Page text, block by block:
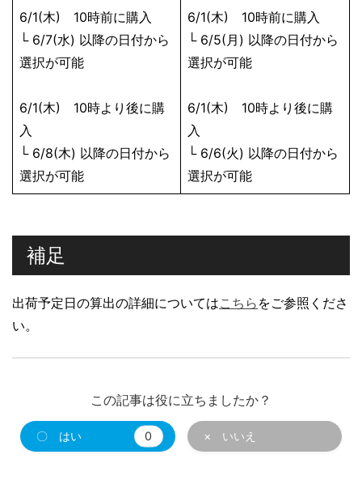
6/1(木) 10時前に購入
└ 6/7(水) 以降の日付から
選択が可能
6/1(木) 10時より後に購
入
└ 6/8(木) 以降の日付から
選択が可能
6/1(木) 10時前に購入
└ 6/5(月) 以降の日付から
選択が可能
6/1(木) 10時より後に購
入
└ 6/6(火) 以降の日付から
選択が可能
補足
出荷予定日の算出の詳細についてはこちら をご参照くださ
い。
この記事は役に立ちましたか？
〇 はい 0 × いいえ